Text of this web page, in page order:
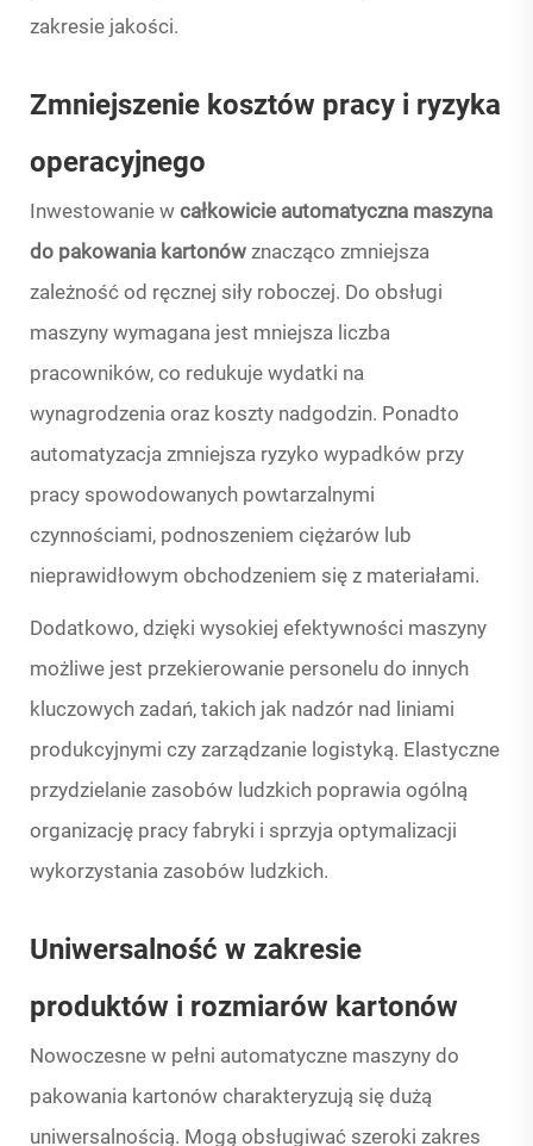
zakresie jakości.
Zmniejszenie kosztów pracy i ryzyka
operacyjnego
Inwestowanie w całkowicie automatyczna maszyna
do pakowania kartonów znacząco zmniejsza
zależność od ręcznej siły roboczej. Do obsługi
maszyny wymagana jest mniejsza liczba
pracowników, co redukuje wydatki na
wynagrodzenia oraz koszty nadgodzin. Ponadto
automatyzacja zmniejsza ryzyko wypadków przy
pracy spowodowanych powtarzalnymi
czynnościami, podnoszeniem ciężarów lub
nieprawidłowym obchodzeniem się z materiałami.
Dodatkowo, dzięki wysokiej efektywności maszyny
możliwe jest przekierowanie personelu do innych
kluczowych zadań, takich jak nadzór nad liniami
produkcyjnymi czy zarządzanie logistyką. Elastyczne
przydzielanie zasobów ludzkich poprawia ogólną
organizację pracy fabryki i sprzyja optymalizacji
wykorzystania zasobów ludzkich.
Uniwersalność w zakresie
produktów i rozmiarów kartonów
Nowoczesne w pełni automatyczne maszyny do
pakowania kartonów charakteryzują się dużą
uniwersalnością. Mogą obsługiwać szeroki zakres